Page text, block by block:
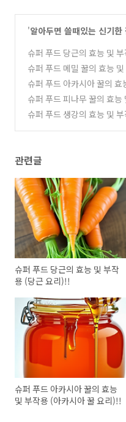
'알아두면 쓸때있는 신기한
슈퍼 푸드 당근의 효능 및
(1)
슈퍼 푸드 메밀 꿀의 효능
리)!!
(0)
슈퍼 푸드 아카시아 꿀의
아 꿀 요리)!!
(0)
슈퍼 푸드 피나무 꿀의 효
요리)!!
(0)
슈퍼 푸드 생강의 효능 및
관련글
슈퍼 푸드 당근의 효능 및 부작
용 (당근 요리)!!
슈퍼 푸드 아카시아 꿀의 효능
및 부작용 (아카시아 꿀 요리)!!